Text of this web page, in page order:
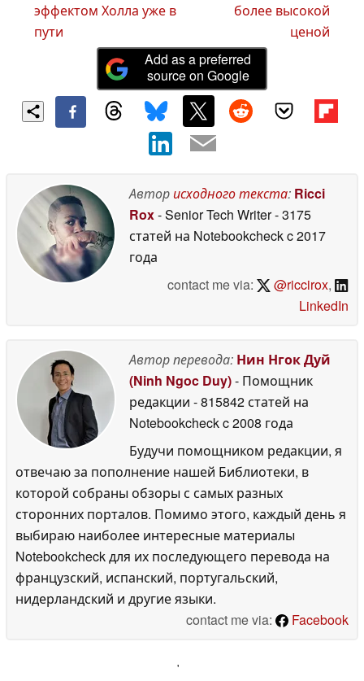
эффектом Холла уже в
пути
более высокой
ценой
Add as a preferred
source on Google
Авторисходного текста: Ricci
Rox- Senior Tech Writer- 3175
статей на Notebookcheckc 2017
года
contact me via:
@riccirox,
LinkedIn
Автор перевода: Нин Нгок Дуй
(Ninh Ngoc Duy)- Помощник
редакции - 815842 статей на
Notebookcheckc 2008 года
Будучи помощником редакции, я
отвечаю за пополнение нашей Библиотеки, в
которой собраны обзоры с самых разных
сторонних порталов. Помимо этого, каждый день я
выбираю наиболее интересные материалы
Notebookcheck для их последующего перевода на
французский, испанский, португальский,
нидерландский и другие языки.
contact me via:
Facebook
'